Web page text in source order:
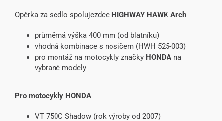
Opěrka za sedlo spolujezdce HIGHWAY HAWK Arch
průměrná výška 400 mm (od blatníku)
vhodná kombinace s nosičem (HWH 525-003)
pro montáž na motocykly značky HONDA na
vybrané modely
Pro motocykly HONDA
VT 750C Shadow (rok výroby od 2007)